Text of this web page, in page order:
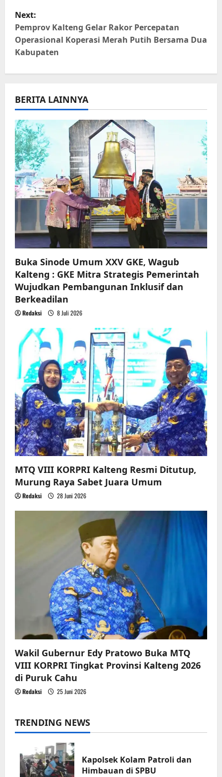
t
n
a
v
i
g
a
t
i
o
n
Next:
Pemprov Kalteng Gelar Rakor Percepatan
Operasional Koperasi Merah Putih Bersama Dua
Kabupaten
BERITA LAINNYA
Buka Sinode Umum XXV GKE, Wagub
Kalteng : GKE Mitra Strategis Pemerintah
Wujudkan Pembangunan Inklusif dan
Berkeadilan
Redaksi 8 Juli 2026
MTQ VIII KORPRI Kalteng Resmi Ditutup,
Murung Raya Sabet Juara Umum
Redaksi 28 Juni 2026
Wakil Gubernur Edy Pratowo Buka MTQ
VIII KORPRI Tingkat Provinsi Kalteng 2026
di Puruk Cahu
Redaksi 25 Juni 2026
TRENDING NEWS
Kapolsek Kolam Patroli dan
Himbauan di SPBU